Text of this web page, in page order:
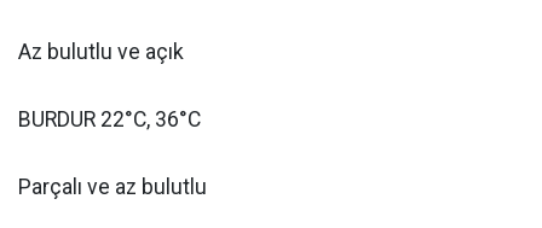
Az bulutlu ve açık
BURDUR 22°C, 36°C
Parçalı ve az bulutlu